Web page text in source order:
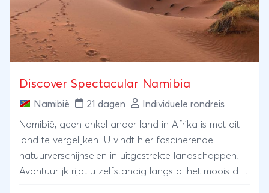
Discover Spectacular Namibia
Namibië 21 dagen Individuele rondreis
Namibië, geen enkel ander land in Afrika is met dit
land te vergelijken. U vindt hier fascinerende
natuurverschijnselen in uitgestrekte landschappen.
Avontuurlijk rijdt u zelfstandig langs al het moois dat